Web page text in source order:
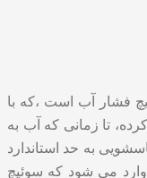
فشار آب است ،که با
تا زمانی که آب به
به حد استاندارد
می شود که سوئیچ